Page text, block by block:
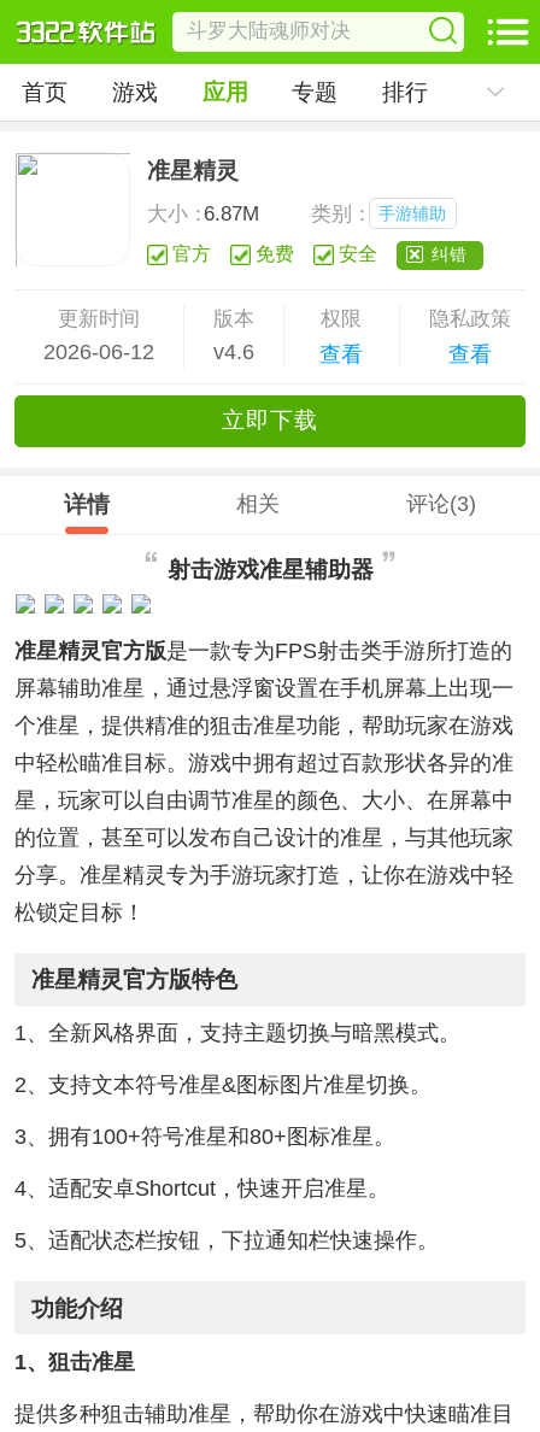
首页 游戏 应用 专题 排行
准星精灵
大小：6.87M 类别： 手游辅助
官方 免费 安全 纠错
更新时间
2026-06-12
版本
v4.6
权限
查看
隐私政策
查看
立即下载
详情 相关 评论(3)
射击游戏准星辅助器
准星精灵官方版是一款专为FPS射击类手游所打造的
屏幕辅助准星，通过悬浮窗设置在手机屏幕上出现一
个准星，提供精准的狙击准星功能，帮助玩家在游戏
中轻松瞄准目标。游戏中拥有超过百款形状各异的准
星，玩家可以自由调节准星的颜色、大小、在屏幕中
的位置，甚至可以发布自己设计的准星，与其他玩家
分享。准星精灵专为手游玩家打造，让你在游戏中轻
松锁定目标！
准星精灵官方版特色
1、全新风格界面，支持主题切换与暗黑模式。
2、支持文本符号准星&图标图片准星切换。
3、拥有100+符号准星和80+图标准星。
4、适配安卓Shortcut，快速开启准星。
5、适配状态栏按钮，下拉通知栏快速操作。
功能介绍
1、狙击准星
提供多种狙击辅助准星，帮助你在游戏中快速瞄准目